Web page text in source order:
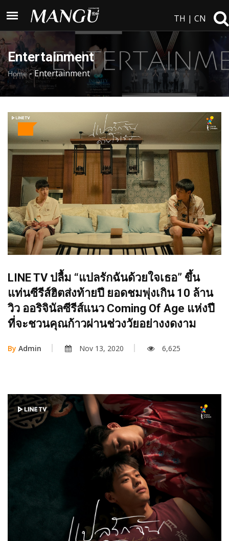
TH | CN
Entertainment
Home- Entertainment
LINE TV ปลื้ม “แปลรักฉันด้วยใจเธอ” ขึ้น
แท่นซีรีส์ฮิตส่งท้ายปี ยอดชมพุ่งเกิน 10 ล้าน
วิว ออริจินัลซีรีส์แนว Coming Of Age แห่งปี
ที่จะชวนคุณก้าวผ่านช่วงวัยอย่างงดงาม
By Admin Nov 13, 2020 6,625